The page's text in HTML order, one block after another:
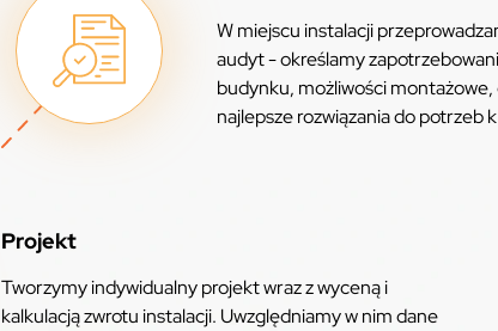
W miejscu instalacji
audyt - określamy
budynku, możliwości
najlepsze rozwiązania do potrzeb
Projekt
Tworzymy indywidualny projekt wraz z wyceną i
kalkulacją zwrotu instalacji. Uwzględniamy w nim dane